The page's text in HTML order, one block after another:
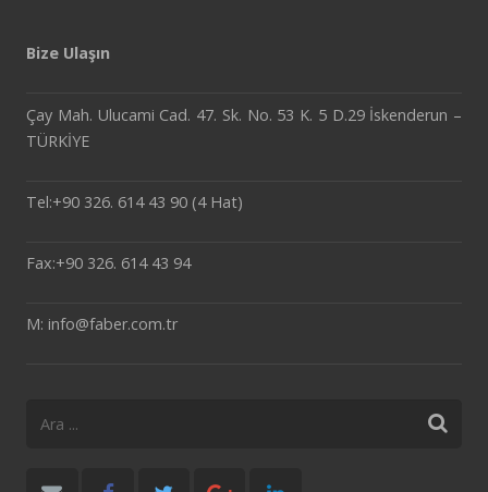
Bize Ulaşın
Çay Mah. Ulucami Cad. 47. Sk. No. 53 K. 5 D.29 İskenderun –
TÜRKİYE
Tel:+90 326. 614 43 90 (4 Hat)
Fax:+90 326. 614 43 94
M: info@faber.com.tr